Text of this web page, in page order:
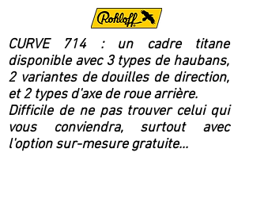
CURVE 714 : un cadre titane
disponible avec 3 types de haubans,
2 variantes de douilles de direction,
et 2 types d'axe de roue arrière.
Difficile de ne pas trouver celui qui
vous conviendra, surtout avec
l'option sur-mesure gratuite...